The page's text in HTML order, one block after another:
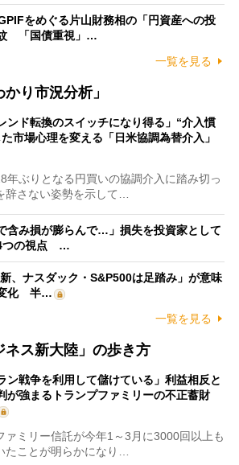
をめぐる片山財務相の「円資産への投
「国債重視」…
一覧を見る
り市況分析」
ンド転換のスイッチになり得る」“介入慣
市場心理を変える「日米協調為替介入」
ぶりとなる円買いの協調介入に踏み切っ
辞さない姿勢を示して…
含み損が膨らんで…」損失を投資家として
4つの視点 …
新、ナスダック・S&P500は足踏み」が意味
変化 半…
一覧を見る
ネス新大陸」の歩き方
ン戦争を利用して儲けている」利益相反と
が強まるトランプファミリーの不正蓄財
ミリー信託が今年1～3月に3000回以上も
たことが明らかになり…